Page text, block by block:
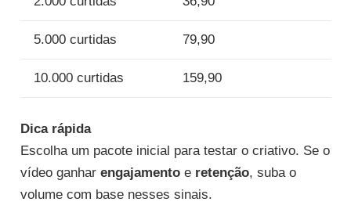
5.000 curtidas 79,90
10.000 curtidas 159,90
Dica rápida
Escolha um pacote inicial para testar o criativo. Se o
vídeo ganhar engajamentoe retenção, suba o
volume com base nesses sinais.